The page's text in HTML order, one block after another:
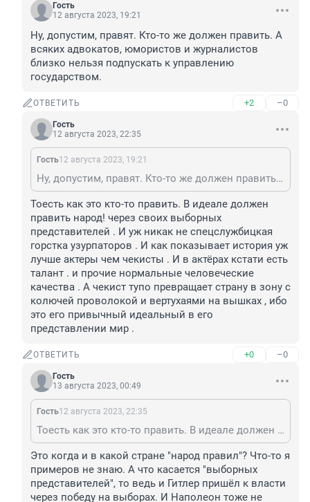
Гость
12 августа 2023, 19:21
Ну, допустим, правят. Кто-то же должен править. А
всяких адвокатов, юмористов и журналистов
близко нельзя подпускать к управлению
государством.
ОТВЕТИТЬ +2 –0
Гость
12 августа 2023, 22:35
Гость12 августа 2023, 19:21
Ну, допустим, правят. Кто-то же должен править. А всяких адвокатов, юмористов и журналистов близко нельзя подпускать к управлению государством.
Тоесть как это кто-то править. В идеале должен
править народ! через своих выборных
представителей . И уж никак не спецслужбицкая
горстка узурпаторов . И как показывает история уж
лучше актеры чем чекисты . И в актёрах кстати есть
талант . и прочие нормальные человеческие
качества . А чекист тупо превращает страну в зону с
колючей проволокой и вертухаями на вышках , ибо
это его привычный идеальный в его
представлении мир .
ОТВЕТИТЬ +0 –0
Гость
13 августа 2023, 00:49
Гость12 августа 2023, 22:35
Тоесть как это кто-то править. В идеале должен править народ! через своих выборных представителей . И уж никак не спецслужбицкая горстка узурпаторов . И как показывает история уж лучше актеры чем чекисты . И в актёрах кстати есть талант . и прочие нормальные человеческие качества . А чекист тупо превращает страну в зону с колючей проволокой и вертухаями на вышках , ибо это его привычный идеальный в его представлении мир .
Это когда и в какой стране "народ правил"? Что-то я
примеров не знаю. А что касается "выборных
представителей", то ведь и Гитлер пришёл к власти
через победу на выборах. И Наполеон тоже не